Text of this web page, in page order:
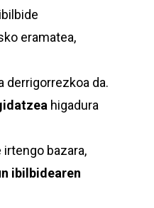
eramatea,
derrigorrezkoa da.
higadura
irtengo bazara,
ibilbidearen